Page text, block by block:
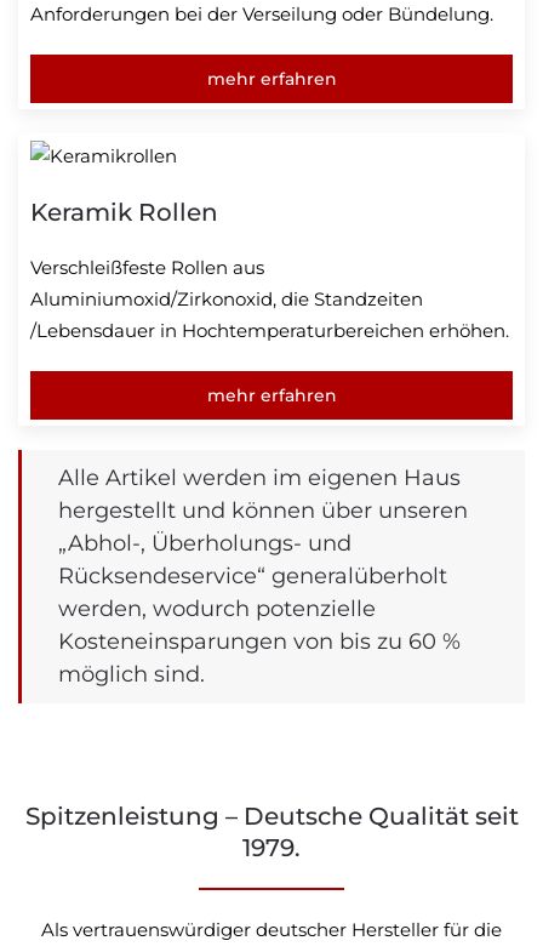
Anforderungen bei der Verseilung oder Bündelung.
mehr erfahren
Keramik Rollen
Verschleißfeste Rollen aus
Aluminiumoxid/Zirkonoxid, die Standzeiten
/Lebensdauer in Hochtemperaturbereichen erhöhen.
mehr erfahren
Alle Artikel werden im eigenen Haus
hergestellt und können über unseren
„Abhol-, Überholungs- und
Rücksendeservice“ generalüberholt
werden, wodurch potenzielle
Kosteneinsparungen von bis zu 60 %
möglich sind.
Spitzenleistung – Deutsche Qualität seit
1979.
Als vertrauenswürdiger deutscher Hersteller für die